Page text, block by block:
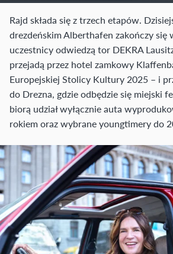
Rajd składa się z trzech etapów.
drezdeńskim Alberthafen zakończy
uczestnicy odwiedzą tor DEKRA
przejadą przez hotel zamkowy
Europejskiej Stolicy Kultury 2025 – i
do Drezna, gdzie odbędzie się miejski
biorą udział wyłącznie auta
rokiem oraz wybrane youngtimery do